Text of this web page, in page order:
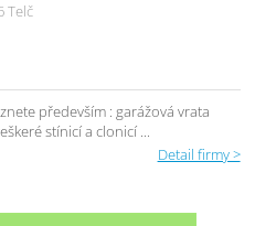
Telč
především : garážová vrata
stínicí a clonicí ...
Detail firmy >